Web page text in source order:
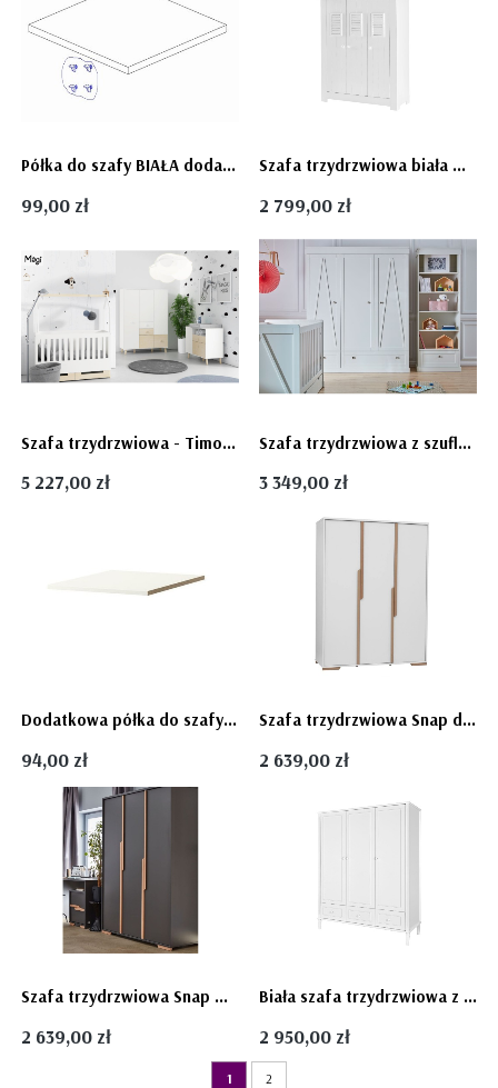
Półka do szafy BIAŁA dodatkowa CALMO - PINIO
99,00 zł
Szafa trzydrzwiowa biała Marsylia domek MDF, PINIO
2 799,00 zł
Szafa trzydrzwiowa - Timoore MAGI
5 227,00 zł
Szafa trzydrzwiowa z szufladami elegancka młodzieżowa Marie firmy Pinio
3 349,00 zł
Dodatkowa półka do szafy dwu i trzy drzwiowej Marie, PINIO
94,00 zł
Szafa trzydrzwiowa Snap dziecięca biała plus drewno firmy Pinio
2 639,00 zł
Szafa trzydrzwiowa Snap młodzieżowa ciemnoszara plus drewno firmy Pinio
2 639,00 zł
Biała szafa trzydrzwiowa z szufladami Bianka Novelies
2 950,00 zł
1 2